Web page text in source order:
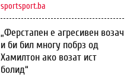
sportsport.ba
„Ферстапен е агресивен возач
и би бил многу побрз од
Хамилтон ако возат ист
болид“